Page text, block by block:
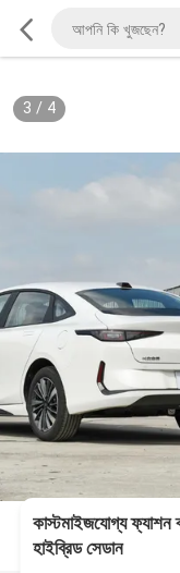
3 / 4
কাস্টমাইজযোগ্য ফ্যাশন
হাইব্রিড সেডান